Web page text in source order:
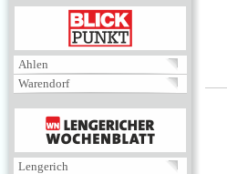
BLICKPUNKT
Ahlen
Warendorf
MENÜ
Lengerich